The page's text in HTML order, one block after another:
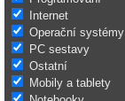
Internet
Operační systémy
PC sestavy
Ostatní
Mobily a tablety